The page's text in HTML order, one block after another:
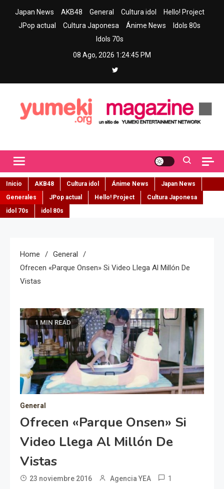
Japan News AKB48 General Cultura idol
Hello! Project
JPop actual
Cultura Japonesa Ánime News
Idols 80s
Idols 70s
08 Ago, 2026 1:24:47 PM
Inicio AKB48 Cultura idol Ánime News
Japan News
Generales
JPop actual Hello! Project
Cultura Japonesa
idol 70s
idol 80s
Home
General
Ofrecen «Parque Onsen» Si Video Llega Al Millón De
Vistas
1 MIN READ
General
Ofrecen «Parque Onsen» Si
Video Llega Al Millón De
Vistas
23 noviembre 2016 Agencia YEA 1